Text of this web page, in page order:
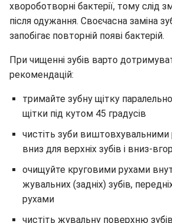
хвороботворні бактерії, тому слід
після одужання. Своєчасна заміна
запобігає повторній появі бактерій.
При чищенні зубів варто
рекомендацій:
тримайте зубну щітку
щітки під кутом 45 градусів
чистіть зуби виштовхувальними
вниз для верхніх зубів і вниз-
очищуйте круговими рухами
жувальних (задніх) зубів,
рухами
чистіть жувальну поверхню